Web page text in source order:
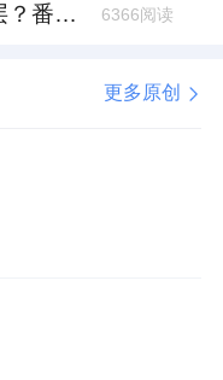
，三四线城市土
地产周期后，其
的利润。
000069）实现营
42.32%；归母净
老人同住选别墅还是大平层？番禺这份豪宅榜单给出了答案 6366阅读
更多原创